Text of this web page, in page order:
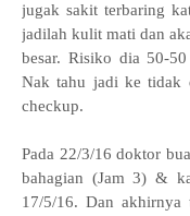
jugak sakit terbaring
jadilah kulit mati dan
besar. Risiko dia 50-
Nak tahu jadi ke tidak
checkup.
Pada 22/3/16 doktor
bahagian (Jam 3) &
17/5/16. Dan